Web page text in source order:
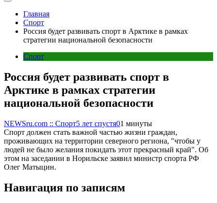
Главная
Спорт
Россия будет развивать спорт в Арктике в рамках
стратегии национальной безопасности
Спорт
Россия будет развивать спорт в
Арктике в рамках стратегии
национальной безопасности
NEWSru.com :: Спорт5 лет спустя01 минуты
Спорт должен стать важной частью жизни граждан,
проживающих на территории северного региона, "чтобы у
людей не было желания покидать этот прекрасный край". Об
этом на заседании в Норильске заявил министр спорта РФ
Олег Матыцин.
Навигация по записям